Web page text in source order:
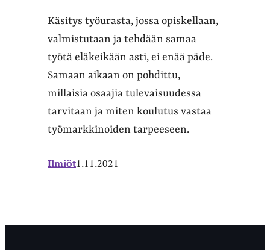
Käsitys työurasta, jossa opiskellaan,
valmistutaan ja tehdään samaa
työtä eläkeikään asti, ei enää päde.
Samaan aikaan on pohdittu,
millaisia osaajia tulevaisuudessa
tarvitaan ja miten koulutus vastaa
työmarkkinoiden tarpeeseen.
Ilmiöt1.11.2021